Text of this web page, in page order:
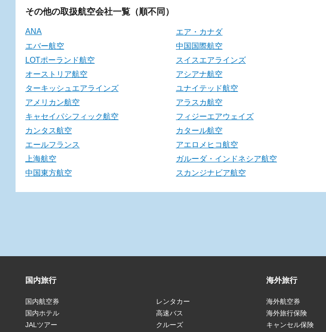
その他の取扱航空会社一覧（順不同）
ANA エア・カナダ
エバー航空
中国国際航空
LOTポーランド航空
スイスエアラインズ
オーストリア航空
アシアナ航空
ターキッシュエアラインズ
ユナイテッド航空
アメリカン航空
アラスカ航空
キャセイパシフィック航空
フィジーエアウェイズ
カンタス航空
カタール航空
エールフランス
アエロメヒコ航空
上海航空
ガルーダ・インドネシア航空
中国東方航空
スカンジナビア航空
国内旅行
国内航空券
国内ホテル
JALツアー
レンタカー
高速バス
クルーズ
海外旅行
海外航空券
海外旅行保険
キャンセル保険